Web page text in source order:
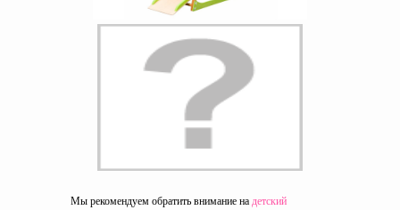
Мы рекомендуем обратить внимание на детский